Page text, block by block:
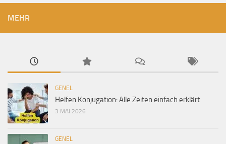
MEHR
GENEL
Helfen Konjugation: Alle Zeiten einfach erklärt
3 MAI 2026
GENEL